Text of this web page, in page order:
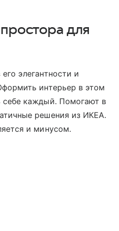
для
элегантности и
интерьер в этом
себе каждый. Помогают в
решения из ИКЕА.
и минусом.